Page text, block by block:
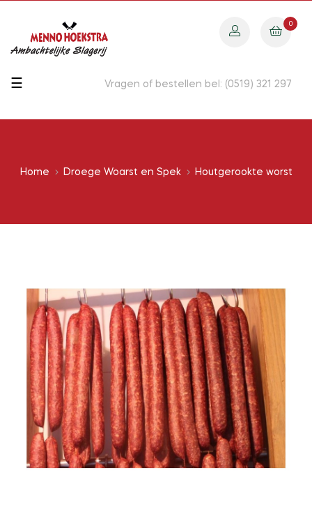
0
Toggle
☰ Vragen of bestellen bel: (0519) 321 297
Home Droege Woarst en Spek Houtgerookte worst